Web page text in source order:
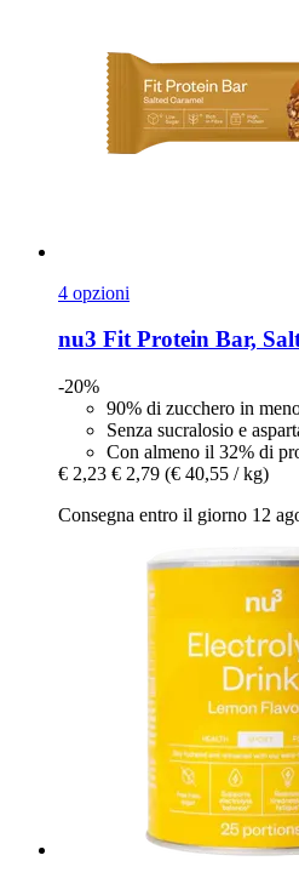
4 opzioni
nu3 Fit Protein Bar,
-20%
90% di zucchero in
Senza sucralosio e
Con almeno il 32% di
€ 2,23 € 2,79 (€ 40,55 / kg)
Consegna entro il giorno 12